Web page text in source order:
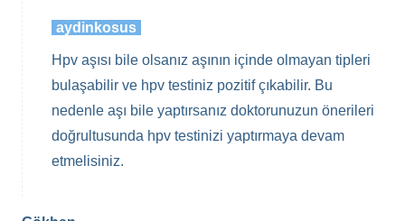
aydinkosus
Hpv aşısı bile olsanız aşının içinde olmayan tipleri
bulaşabilir ve hpv testiniz pozitif çıkabilir. Bu
nedenle aşı bile yaptırsanız doktorunuzun önerileri
doğrultusunda hpv testinizi yaptırmaya devam
etmelisiniz.